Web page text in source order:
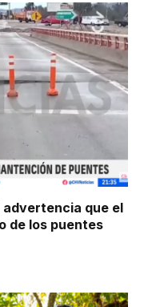
advertencia que el
de los puentes